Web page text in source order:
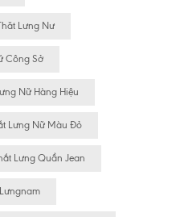
Lưng Nư
Công Sở
Nữ Hàng Hiệu
Lưng Nữ Màu Đỏ
Lưng Quần Jean